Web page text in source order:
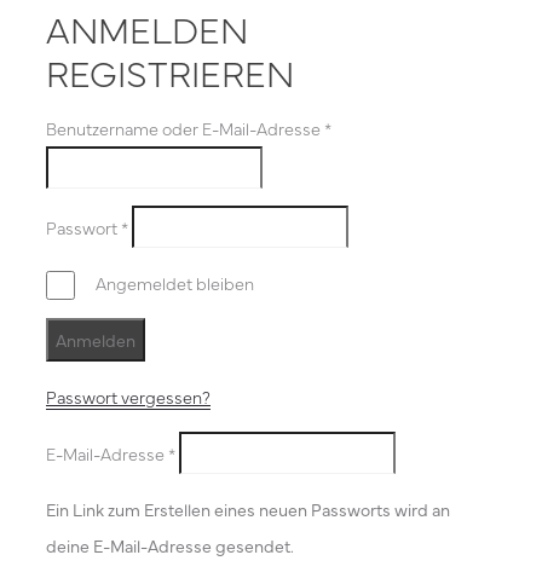
ANMELDEN
REGISTRIEREN
Benutzername oder E-Mail-Adresse *
Passwort *
Angemeldet bleiben
Anmelden
Passwort vergessen?
E-Mail-Adresse *
Ein Link zum Erstellen eines neuen Passworts wird an
deine E-Mail-Adresse gesendet.